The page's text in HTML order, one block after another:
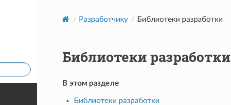
Разработчику Библиотеки разработки
Библиотеки разработки
В этом разделе
Библиотеки разработки